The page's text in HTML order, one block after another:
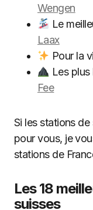
Wengen
Le
Laax
Pour la
Les plus
Fee
Si les stations de
pour vous, je
stations de
Les 18
suisses